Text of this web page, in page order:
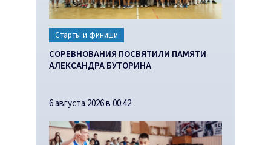
Старты и финиши
СОРЕВНОВАНИЯ ПОСВЯТИЛИ ПАМЯТИ
АЛЕКСАНДРА БУТОРИНА
6 августа 2026 в 00:42